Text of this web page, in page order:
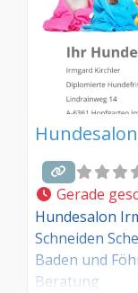
Gerade
Hundesalon
Schneiden
Baden und
Beratung